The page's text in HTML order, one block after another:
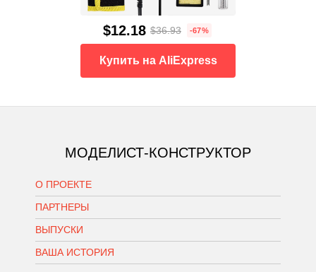
$12.18 $36.93 -67%
Купить на AliExpress
МОДЕЛИСТ-КОНСТРУКТОР
О ПРОЕКТЕ
ПАРТНЕРЫ
ВЫПУСКИ
ВАША ИСТОРИЯ